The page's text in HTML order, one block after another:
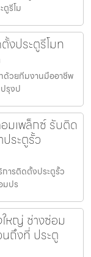
ตูรีโม
งประตูรีโมท
ด้วยทีมงานมืออาชีพ
รุงป
มเพล็กซ์ รับติด
ระตูรั้ว
ารติดตั้งประตูรั้ว
มปร
หญ่ ช่างซ่อม
ถึงที่ ประตู